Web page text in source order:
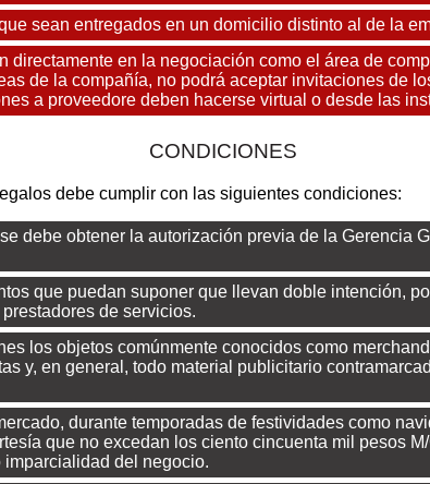
sean entregados en un domicilio distinto al de la
directamente en la negociación como el área de
de la compañía, no podrá aceptar invitaciones de
a proveedore deben hacerse virtual o desde las
CONDICIONES
debe cumplir con las siguientes condiciones:
debe obtener la autorización previa de la Gerencia
que puedan suponer que llevan doble intención,
de servicios.
los objetos comúnmente conocidos como
y, en general, todo material publicitario
durante temporadas de festividades como
que no excedan los ciento cincuenta mil pesos
del negocio.